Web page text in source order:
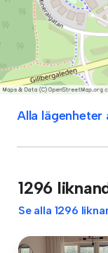
Alla lägenheter
1296
Se alla 1296